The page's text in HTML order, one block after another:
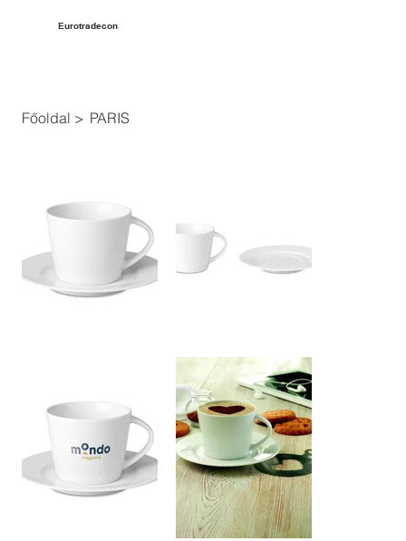
Eurotradecon
Főoldal > PARIS